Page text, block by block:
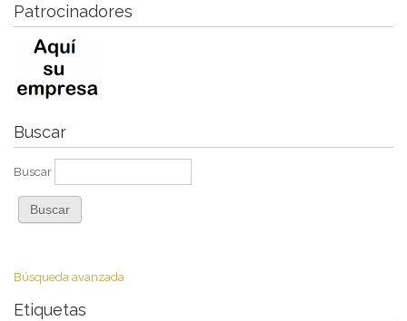
Patrocinadores
Buscar
Buscar
Búsqueda avanzada
Etiquetas